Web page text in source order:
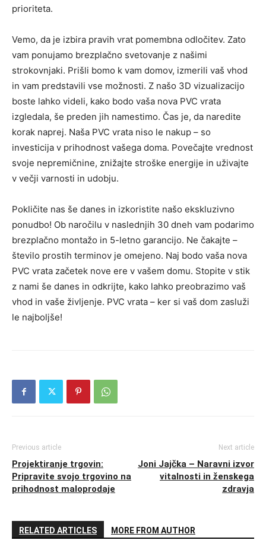
prioriteta.
Vemo, da je izbira pravih vrat pomembna odločitev. Zato
vam ponujamo brezplačno svetovanje z našimi
strokovnjaki. Prišli bomo k vam domov, izmerili vaš vhod
in vam predstavili vse možnosti. Z našo 3D vizualizacijo
boste lahko videli, kako bodo vaša nova PVC vrata
izgledala, še preden jih namestimo. Čas je, da naredite
korak naprej. Naša PVC vrata niso le nakup – so
investicija v prihodnost vašega doma. Povečajte vrednost
svoje nepremičnine, znižajte stroške energije in uživajte
v večji varnosti in udobju.
Pokličite nas še danes in izkoristite našo ekskluzivno
ponudbo! Ob naročilu v naslednjih 30 dneh vam podarimo
brezplačno montažo in 5-letno garancijo. Ne čakajte –
število prostih terminov je omejeno. Naj bodo vaša nova
PVC vrata začetek nove ere v vašem domu. Stopite v stik
z nami še danes in odkrijte, kako lahko preobrazimo vaš
vhod in vaše življenje. PVC vrata – ker si vaš dom zasluži
le najboljše!
Previous article
Projektiranje trgovin:
Pripravite svojo trgovino na
prihodnost maloprodaje
Next article
Joni Jajčka – Naravni izvor
vitalnosti in ženskega
zdravja
RELATED ARTICLES MORE FROM AUTHOR